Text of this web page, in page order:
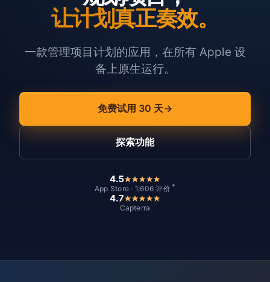
让计划真正奏效。
一款管理项目计划的应用，在所有 Apple 设
备上原生运行。
免费试用 30 天
探索功能
4.5
App Store · 1,606 评价 *
4.7
Capterra